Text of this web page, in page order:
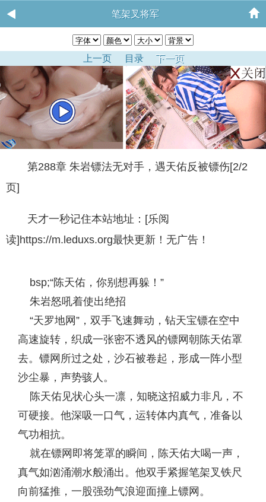
笔架叉将军
上一页 目录 下一页
第288章 朱岩镖法无对手，遇天佑反被镖伤[2/2
页]
天才一秒记住本站地址：[乐阅
读]https://m.leduxs.org最快更新！无广告！
bsp;“陈天佑，你别想再躲！”
朱岩怒吼着使出绝招
“天罗地网”，双手飞速舞动，钻天宝镖在空中
高速旋转，织成一张密不透风的镖网朝陈天佑罩
去。镖网所过之处，沙石被卷起，形成一阵小型
沙尘暴，声势骇人。
陈天佑见状心头一凛，知晓这招威力非凡，不
可硬接。他深吸一口气，运转体内真气，准备以
气功相抗。
就在镖网即将笼罩的瞬间，陈天佑大喝一声，
真气如汹涌潮水般涌出。他双手紧握笔架叉铁尺
向前猛推，一股强劲气浪迎面撞上镖网。